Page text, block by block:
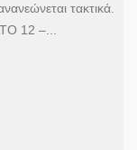
τακτικά.
12 –...